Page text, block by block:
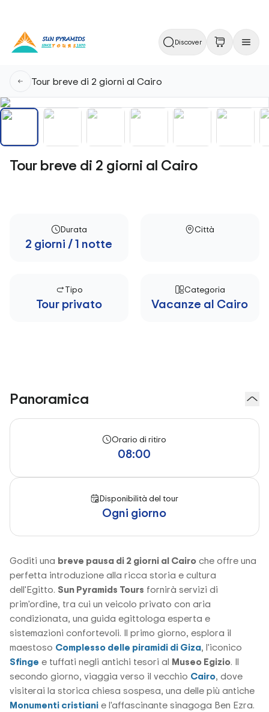
Discover
Tour breve di 2 giorni al Cairo
Tour breve di 2 giorni al Cairo
Durata
2 giorni / 1 notte
Città
Tipo
Tour privato
Categoria
Vacanze al Cairo
Panoramica
Orario di ritiro
08:00
Disponibilità del tour
Ogni giorno
Goditi una breve pausa di 2 giorni al Cairoche offre una
perfetta introduzione alla ricca storia e cultura
dell'Egitto. Sun Pyramids Tours fornirà servizi di
prim'ordine, tra cui un veicolo privato con aria
condizionata, una guida egittologa esperta e
sistemazioni confortevoli. Il primo giorno, esplora il
maestoso Complesso delle piramidi di Giza, l'iconico
Sfinge e tuffati negli antichi tesori al Museo Egizio. Il
secondo giorno, viaggia verso il vecchio Cairo, dove
visiterai la storica chiesa sospesa, una delle più antiche
Monumenti cristianie l'affascinante sinagoga Ben Ezra.